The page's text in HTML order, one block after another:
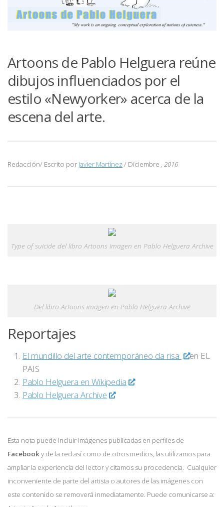
Artoons de Pablo Helguera reúne
dibujos influenciados por el
estilo «Newyorker» acerca de la
escena del arte.
Redacción/ Escrito por Javier Martínez / Diciembre , 2016
Type of suicide del libro Artoons imagen en Pablo Helguera Archive
Del libro Artoons imagen en Pablo Helguera Archive
Reportajes
El mundillo del arte contemporáneo da risa
en EL
PAIS
Pablo Helguera en Wikipedia
Pablo Helguera Archive
Esta nota puede incluir imágenes publicadas en perfiles de
Facebooky de la red así como de otros medios, las utilizamos para
ampliar la experiencia del lector y citamos su procedencia. Cualquier
inconveniente de parte del artista o autores de las imágenes con
este contenido se removerá inmediatamente. Puede comunicarse a: